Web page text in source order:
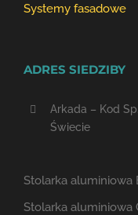
Systemy fasadowe
ADRES SIEDZIBY
Arkada – Kod
Świecie
Stolarka aluminiowa
Stolarka aluminiowa